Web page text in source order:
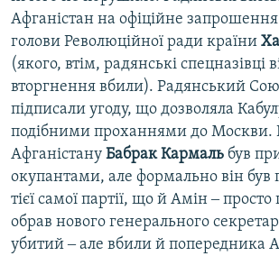
Афганістан на офіційне
голови Революційної ради країни
(якого, втім, радянські спецназівці
вторгнення вбили). Радянський
підписали угоду, що дозволяла
подібними проханнями до Москви.
Афганістану Бабрак Кармаль був
окупантами, але формально він був
тієї самої партії, що й Амін ‒
обрав нового генерального
убитий ‒ але вбили й попередника